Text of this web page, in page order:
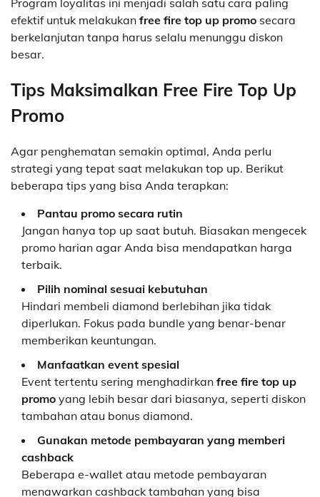
efektif untuk melakukan free fire top up promo secara
berkelanjutan tanpa harus selalu menunggu diskon
besar.
Tips Maksimalkan Free Fire Top Up
Promo
Agar penghematan semakin optimal, Anda perlu
strategi yang tepat saat melakukan top up. Berikut
beberapa tips yang bisa Anda terapkan:
Pantau promo secara rutin
Jangan hanya top up saat butuh. Biasakan mengecek
promo harian agar Anda bisa mendapatkan harga
terbaik.
Pilih nominal sesuai kebutuhan
Hindari membeli diamond berlebihan jika tidak
diperlukan. Fokus pada bundle yang benar-benar
memberikan keuntungan.
Manfaatkan event spesial
Event tertentu sering menghadirkan free fire top up
promo yang lebih besar dari biasanya, seperti diskon
tambahan atau bonus diamond.
Gunakan metode pembayaran yang memberi
cashback
Beberapa e-wallet atau metode pembayaran
menawarkan cashback tambahan yang bisa